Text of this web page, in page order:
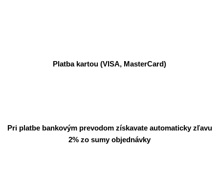
Platba kartou (VISA, MasterCard)
Pri platbe bankovým prevodom získavate automaticky zľavu
2% zo sumy objednávky